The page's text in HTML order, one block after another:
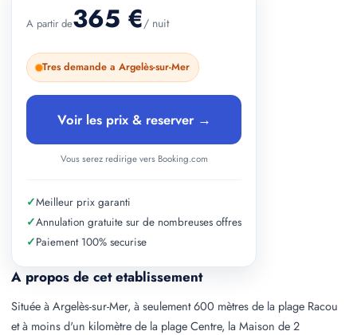
A propos de cet etablissement
Située à Argelès-sur-Mer, à seulement 600 mètres de la plage Racou
et à moins d'un kilomètre de la plage Centre, la Maison de 2
A partir de365 €/ nuit
Tres demande a Argelès-sur-Mer
Voir les prix & reserver →
Vous serez redirige vers Booking.com
✓Meilleur prix garanti
✓Annulation gratuite sur de nombreuses offres
✓Paiement 100% securise